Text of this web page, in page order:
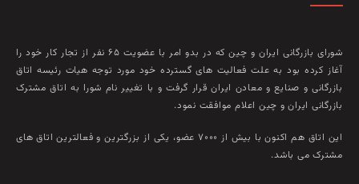
شورای بازرگانی ایران و چین که در بدو امر با عضويت ۶۵ نفر از تجار کار خود را
آغاز کرده بود به علت فعاليت‌ های گسترده خود مورد توجه هيات رئيسه اتاق
بازرگانی و صنايع و معادن ايران قرار گرفت و با تغيير نام شورا به اتاق مشترک
بازرگانی ايران و چين اعلام موافقت نمود.
این اتاق هم‌ اکنون با بيش از ۷۰۰۰ عضو، يکی از بزرگترين و فعالترين اتاق‌ های
مشترک می باشد.